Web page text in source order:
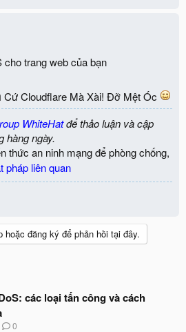
trang web của bạn
Cloudflare Mà Xài! Đỡ Mệt Óc
WhiteHatđể thảo luận và cập
hàng ngày.
thức an ninh mạng để phòng chống,
pháp liên quan
hoặc đăng ký để phản hồi tại đây.
các loại tấn công và cách
0